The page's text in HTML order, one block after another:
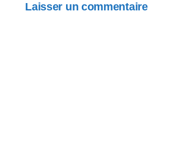
Laisser un commentaire